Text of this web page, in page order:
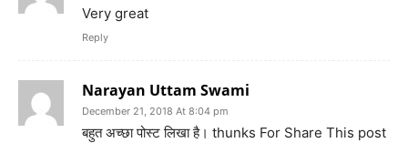
Very great
Reply
Narayan Uttam Swami
December 21, 2018 At 8:04 pm
बहुत अच्छा पोस्ट लिखा है। thunks For Share This post